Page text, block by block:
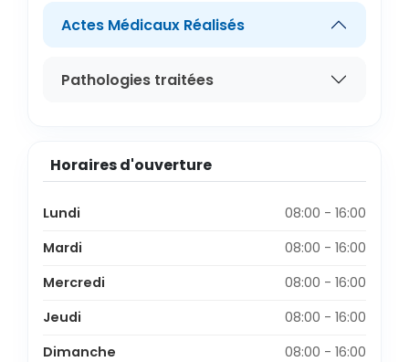
Actes Médicaux Réalisés
Pathologies traitées
Horaires d'ouverture
Lundi
08:00 - 16:00
Mardi
08:00 - 16:00
Mercredi
08:00 - 16:00
Jeudi
08:00 - 16:00
Dimanche
08:00 - 16:00